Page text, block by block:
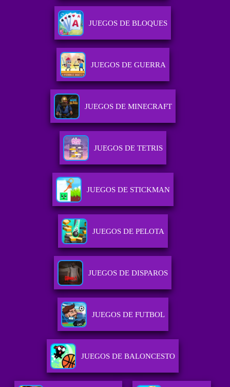
JUEGOS DE BLOQUES
JUEGOS DE GUERRA
JUEGOS DE MINECRAFT
JUEGOS DE TETRIS
JUEGOS DE STICKMAN
JUEGOS DE PELOTA
JUEGOS DE DISPAROS
JUEGOS DE FUTBOL
JUEGOS DE BALONCESTO